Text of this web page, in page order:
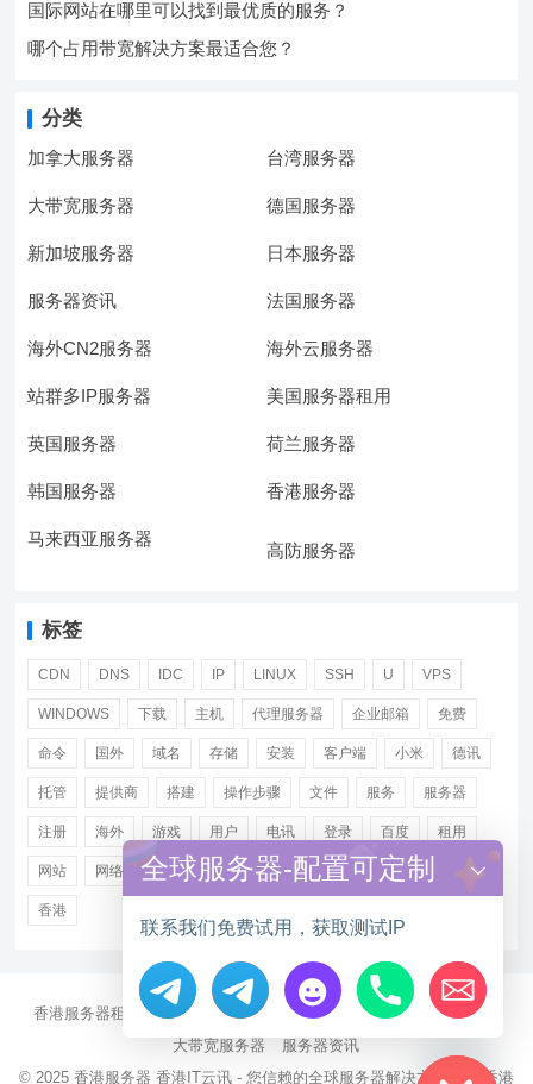
国际网站在哪里可以找到最优质的服务？
哪个占用带宽解决方案最适合您？
分类
加拿大服务器 台湾服务器
大带宽服务器 德国服务器
新加坡服务器 日本服务器
服务器资讯 法国服务器
海外CN2服务器 海外云服务器
站群多IP服务器 美国服务器租用
英国服务器 荷兰服务器
韩国服务器 香港服务器
马来西亚服务器
高防服务器
标签
CDN DNS IDC IP LINUX SSH U VPS
WINDOWS 下载 主机 代理服务器 企业邮箱 免费
命令 国外 域名 存储 安装 客户端 小米 德讯
托管 提供商 搭建 操作步骤 文件 服务 服务器
注册 海外 游戏 用户 电讯 登录 百度 租用
网站 网络 腾讯 虚拟主机 证书 配置 阿里
香港
香港服务器租用 海外CN2服务器 站群多IP服务器
海外云服务器
大带宽服务器
服务器资讯
© 2025 香港服务器 香港IT云讯 - 您信赖的全球服务器解决方案伙伴 香港
Hide chaty
全球服务器-配置可定制
联系我们免费试用，获取测试IP